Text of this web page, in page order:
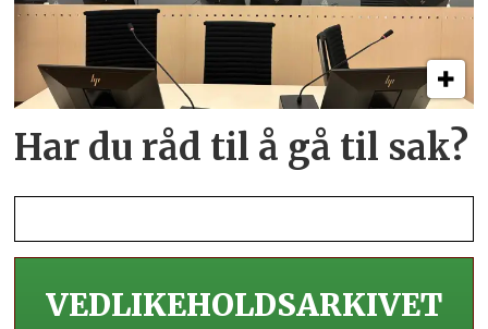
Har du råd til å gå til sak?
VEDLIKEHOLDS­ARKIVET